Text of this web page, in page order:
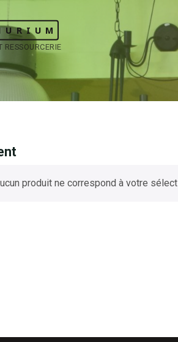
RESSOURCERIE
produit ne correspond à votre